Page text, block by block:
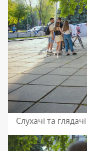
Слухачі та глядачі